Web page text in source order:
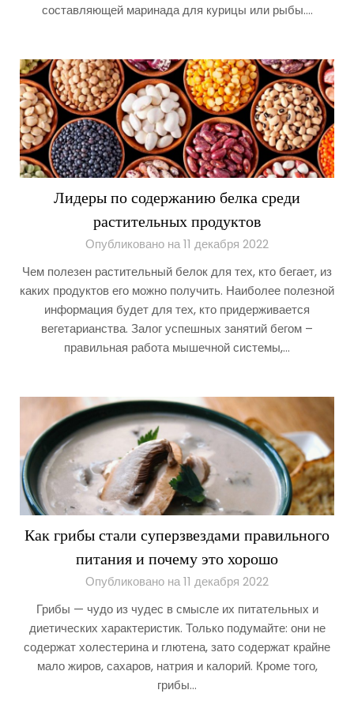
составляющей маринада для курицы или рыбы….
Лидеры по содержанию белка среди
растительных продуктов
Опубликовано на 11 декабря 2022
Чем полезен растительный белок для тех, кто бегает, из
каких продуктов его можно получить. Наиболее полезной
информация будет для тех, кто придерживается
вегетарианства. Залог успешных занятий бегом –
правильная работа мышечной системы,…
Как грибы стали суперзвездами правильного
питания и почему это хорошо
Опубликовано на 11 декабря 2022
Грибы — чудо из чудес в смысле их питательных и
диетических характеристик. Только подумайте: они не
содержат холестерина и глютена, зато содержат крайне
мало жиров, сахаров, натрия и калорий. Кроме того,
грибы…